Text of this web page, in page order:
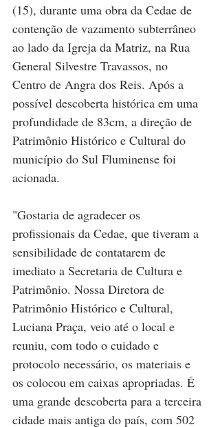
(15), durante uma obra da Cedae de
contenção de vazamento subterrâneo
ao lado da Igreja da Matriz, na Rua
General Silvestre Travassos, no
Centro de Angra dos Reis. Após a
possível descoberta histórica em uma
profundidade de 83cm, a direção de
Patrimônio Histórico e Cultural do
município do Sul Fluminense foi
acionada.
"Gostaria de agradecer os
profissionais da Cedae, que tiveram a
sensibilidade de contatarem de
imediato a Secretaria de Cultura e
Patrimônio. Nossa Diretora de
Patrimônio Histórico e Cultural,
Luciana Praça, veio até o local e
reuniu, com todo o cuidado e
protocolo necessário, os materiais e
os colocou em caixas apropriadas. É
uma grande descoberta para a terceira
cidade mais antiga do país, com 502